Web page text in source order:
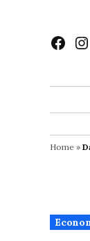
contenido
Home »
en